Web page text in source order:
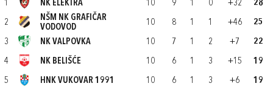
1 NK ELEKTRA 10 9 1 0 +32 28
2
NŠM NK GRAFIČAR
VODOVOD
10 8 1 1 +46 25
3 NK VALPOVKA 10 7 1 2 +7 22
4 NK BELIŠĆE 10 6 1 3 +15 19
5 HNK VUKOVAR 1991 10 6 1 3 +6 19